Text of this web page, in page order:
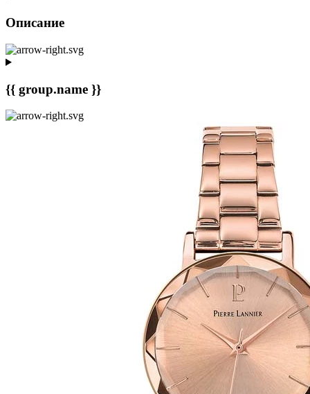
Описание
{{ group.name }}